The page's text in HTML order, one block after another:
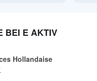
BEI E AKTIV
Hollandaise